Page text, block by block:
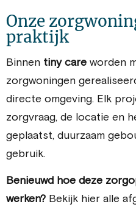
Onze
praktijk
Binnen tiny care worden
zorgwoningen
directe omgeving. Elk
zorgvraag, de locatie en
geplaatst, duurzaam
gebruik.
Benieuwd hoe deze
werken? Bekijk hier alle